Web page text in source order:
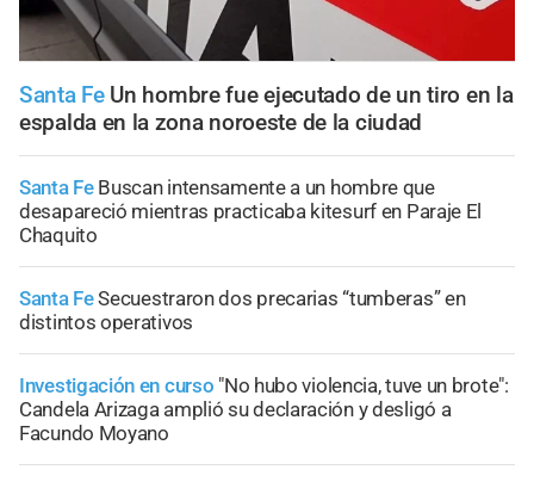
Santa Fe Un hombre fue ejecutado de un tiro en la
espalda en la zona noroeste de la ciudad
Santa Fe Buscan intensamente a un hombre que
desapareció mientras practicaba kitesurf en Paraje El
Chaquito
Santa FeSecuestraron dos precarias “tumberas” en
distintos operativos
Investigación en curso "No hubo violencia, tuve un brote":
Candela Arizaga amplió su declaración y desligó a
Facundo Moyano